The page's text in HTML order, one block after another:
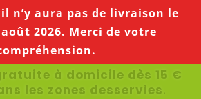
il n’y aura pas de livraison le
2026. Merci de votre
à domicile dès 15 €
les zones desservies.